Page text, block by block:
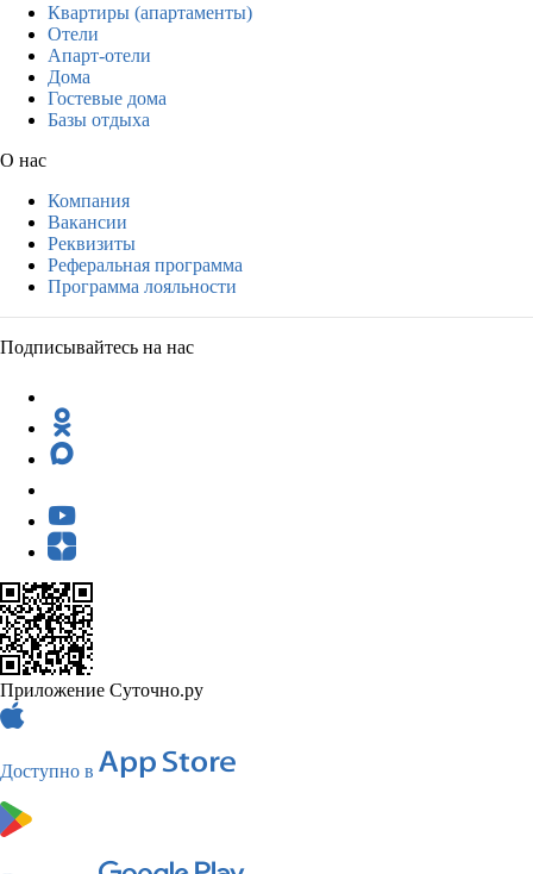
Квартиры (апартаменты)
Отели
Апарт-отели
Дома
Гостевые дома
Базы отдыха
О нас
Компания
Вакансии
Реквизиты
Реферальная программа
Программа лояльности
Подписывайтесь на нас
Приложение Суточно.ру
Доступно в